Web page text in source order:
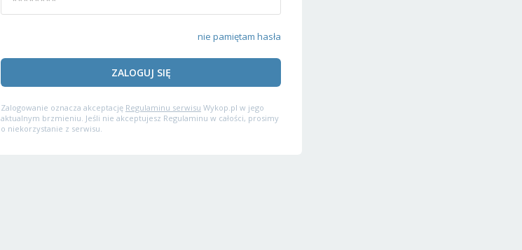
nie pamiętam hasła
ZALOGUJ SIĘ
Zalogowanie oznacza akceptację Regulaminu serwisu Wykop.pl w jego
aktualnym brzmieniu. Jeśli nie akceptujesz Regulaminu w całości, prosimy
o niekorzystanie z serwisu.